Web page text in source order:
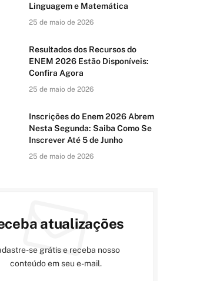
Linguagem e Matemática
25 de maio de 2026
Resultados dos Recursos do
ENEM 2026 Estão Disponíveis:
Confira Agora
25 de maio de 2026
Inscrições do Enem 2026 Abrem
Nesta Segunda: Saiba Como Se
Inscrever Até 5 de Junho
25 de maio de 2026
atualizações
se grátis e receba nosso
conteúdo em seu e-mail.